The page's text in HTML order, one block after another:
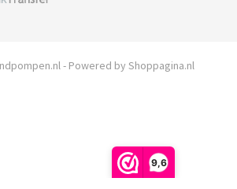
9,6
- Powered by Shoppagina.nl